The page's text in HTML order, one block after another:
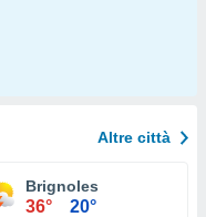
Altre città
Brignoles
36° 20°